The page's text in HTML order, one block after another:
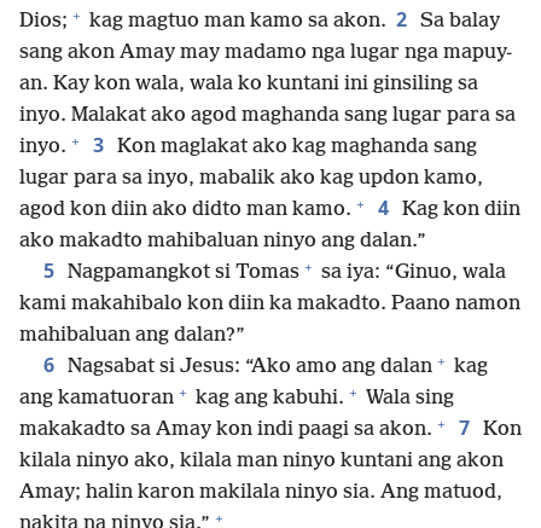
Dios; + kag magtuo man kamo sa akon. 2 Sa balay
sang akon Amay may madamo nga lugar nga mapuy-
an. Kay kon wala, wala ko kuntani ini ginsiling sa
inyo. Malakat ako agod maghanda sang lugar para sa
inyo. + 3 Kon maglakat ako kag maghanda sang
lugar para sa inyo, mabalik ako kag updon kamo,
agod kon diin ako didto man kamo. + 4 Kag kon diin
ako makadto mahibaluan ninyo ang dalan.”
5 Nagpamangkot si Tomas + sa iya: “Ginuo, wala
kami makahibalo kon diin ka makadto. Paano namon
mahibaluan ang dalan?”
6 Nagsabat si Jesus: “Ako amo ang dalan + kag
ang kamatuoran + kag ang kabuhi. + Wala sing
makakadto sa Amay kon indi paagi sa akon. + 7 Kon
kilala ninyo ako, kilala man ninyo kuntani ang akon
Amay; halin karon makilala ninyo sia. Ang matuod,
+